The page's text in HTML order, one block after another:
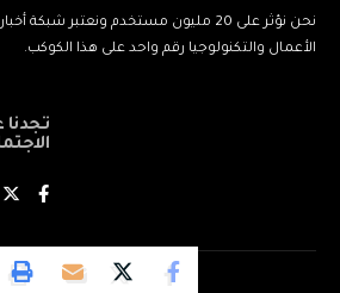
نحن نؤثر على 20 مليون مستخدم ونعتبر شبكة أخبار
الأعمال والتكنولوجيا رقم واحد على هذا الكوكب.